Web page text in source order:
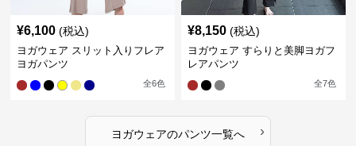
¥6,100 (税込)
ヨガウェア スリット入りフレア
ヨガパンツ
全6色
¥8,150 (税込)
ヨガウェア すらりと美脚ヨガフ
レアパンツ
全7色
ヨガウェアのパンツ一覧へ ›